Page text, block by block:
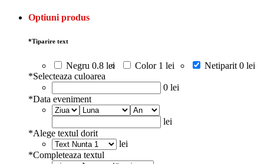
Optiuni produs
*Tiparire text
Negru 0.8 lei Color 1 lei Netiparit 0 lei
*Selecteaza culoarea
0 lei
*Data eveniment
lei
*Alege textul dorit
lei
*Completeaza textul